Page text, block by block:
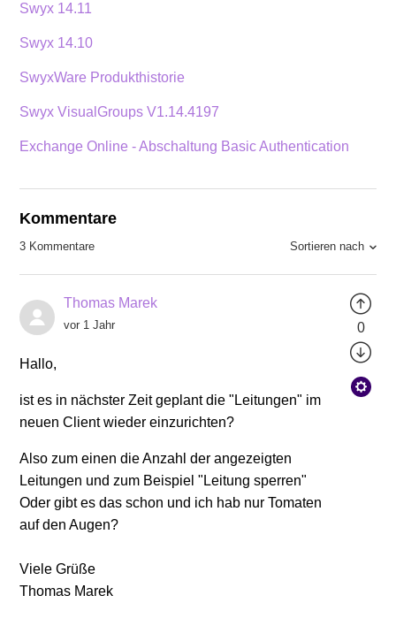
Swyx 14.11
Swyx 14.10
SwyxWare Produkthistorie
Swyx VisualGroups V1.14.4197
Exchange Online - Abschaltung Basic Authentication
Kommentare
3 Kommentare Sortieren nach
Thomas Marek
vor 1 Jahr
Hallo,
ist es in nächster Zeit geplant die "Leitungen" im
neuen Client wieder einzurichten?
Also zum einen die Anzahl der angezeigten
Leitungen und zum Beispiel "Leitung sperren"
Oder gibt es das schon und ich hab nur Tomaten
auf den Augen?
Viele Grüße
Thomas Marek
0